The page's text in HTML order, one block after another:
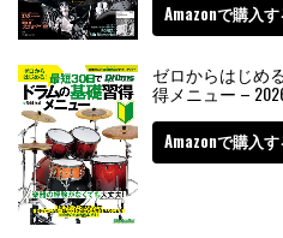
Amazonで購入す
ゼロからはじめ
得メニュー –
Amazonで購入す